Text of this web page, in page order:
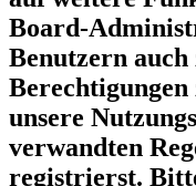
Board-
Benutzern auch
Berechtigungen
unsere
verwandten
registrierst.